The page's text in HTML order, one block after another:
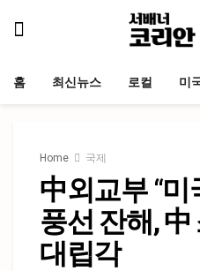
홈 최신뉴스 로컬 미
Home 국제
中외교부 “
풍선 잔해,
대립각